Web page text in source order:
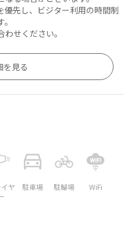
優先し、ビジター利用の時間制
せください。
を見る
イヤ
駐車場 駐輪場 WiFi